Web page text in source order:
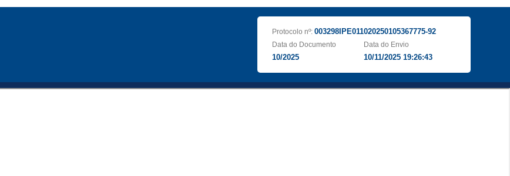
Protocolo nº: 003298IPE011020250105367775-92
Data do Documento
10/2025
Data do Envio
10/11/2025 19:26:43